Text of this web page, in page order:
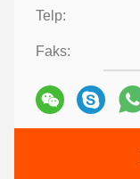
Telp:
Faks: